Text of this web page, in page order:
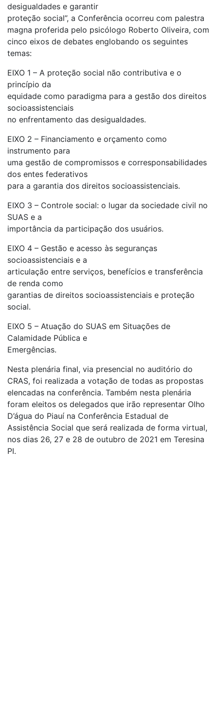
desigualdades e garantir
proteção social”, a Conferência ocorreu com palestra
magna proferida pelo psicólogo Roberto Oliveira, com
cinco eixos de debates englobando os seguintes
temas:
EIXO 1 – A proteção social não contributiva e o
princípio da
equidade como paradigma para a gestão dos direitos
socioassistenciais
no enfrentamento das desigualdades.
EIXO 2 – Financiamento e orçamento como
instrumento para
uma gestão de compromissos e corresponsabilidades
dos entes federativos
para a garantia dos direitos socioassistenciais.
EIXO 3 – Controle social: o lugar da sociedade civil no
SUAS e a
importância da participação dos usuários.
EIXO 4 – Gestão e acesso às seguranças
socioassistenciais e a
articulação entre serviços, benefícios e transferência
de renda como
garantias de direitos socioassistenciais e proteção
social.
EIXO 5 – Atuação do SUAS em Situações de
Calamidade Pública e
Emergências.
Nesta plenária final, via presencial no auditório do
CRAS, foi realizada a votação de todas as propostas
elencadas na conferência. Também nesta plenária
foram eleitos os delegados que irão representar Olho
D’água do Piauí na Conferência Estadual de
Assistência Social que será realizada de forma virtual,
nos dias 26, 27 e 28 de outubro de 2021 em Teresina
PI.